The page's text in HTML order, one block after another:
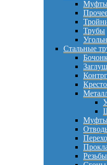
Трубы
Стальные
Резьбы